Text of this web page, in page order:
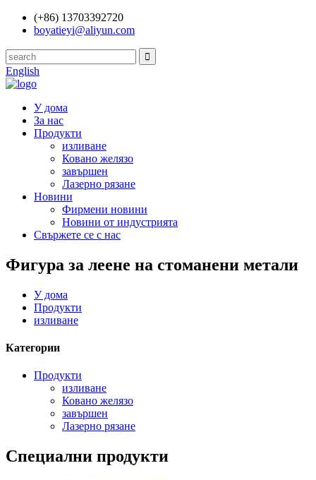
(+86) 13703392720
boyatieyi@aliyun.com
English
У дома
За нас
Продукти
изливане
Ковано желязо
завършен
Лазерно рязане
Новини
Фирмени новини
Новини от индустрията
Свържете се с нас
Фигура за леене на стоманени метали
У дома
Продукти
изливане
Категории
Продукти
изливане
Ковано желязо
завършен
Лазерно рязане
Специални продукти